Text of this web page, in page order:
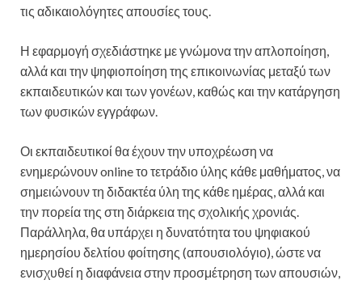
τις αδικαιολόγητες απουσίες τους.
Η εφαρμογή σχεδιάστηκε με γνώμονα την απλοποίηση,
αλλά και την ψηφιοποίηση της επικοινωνίας μεταξύ των
εκπαιδευτικών και των γονέων, καθώς και την κατάργηση
των φυσικών εγγράφων.
Οι εκπαιδευτικοί θα έχουν την υποχρέωση να
ενημερώνουν online το τετράδιο ύλης κάθε μαθήματος, να
σημειώνουν τη διδακτέα ύλη της κάθε ημέρας, αλλά και
την πορεία της στη διάρκεια της σχολικής χρονιάς.
Παράλληλα, θα υπάρχει η δυνατότητα του ψηφιακού
ημερησίου δελτίου φοίτησης (απουσιολόγιο), ώστε να
ενισχυθεί η διαφάνεια στην προσμέτρηση των απουσιών,